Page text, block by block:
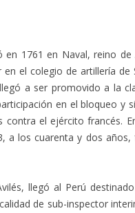
en 1761 en Naval, reino
el colegio de artillería de
a ser promovido a la
en el bloqueo y
contra el ejército francés.
a los cuarenta y dos
llegó al Perú
de sub-inspector